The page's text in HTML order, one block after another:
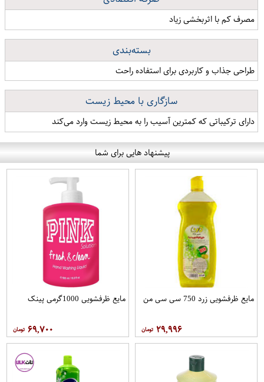
مصرف کم با اثربخشی زیاد
بسته‌بندی
طراحی جذاب و کاربردی برای استفاده راحت
سازگاری با محیط زیست
دارای ترکیباتی که کمترین آسیب را به محیط زیست وارد می‌کند
پیشنهاد هایی برای شما
مایع ظرفشویی زرد 750 سی سی من
۲۹,۹۹۶
مایع ظرفشویی 1000گرمی پینک
۶۹,۷۰۰